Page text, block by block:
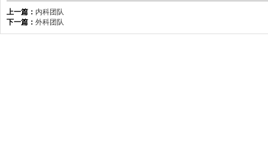
上一篇： 内科团队
下一篇： 外科团队